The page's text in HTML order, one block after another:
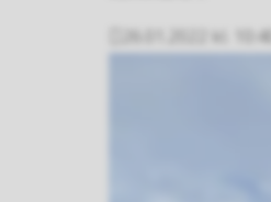
Publisert
26.01.2022 kl. 10:40